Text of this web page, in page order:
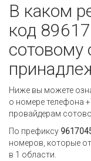
В каком
код
сотовому
Ниже вы можете
о номере телефона
провайдерам
По префиксу
номеров, которые
в 1 области.